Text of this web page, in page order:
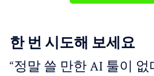
한 번 시도해 보세요
“정말 쓸 만한 AI 툴이